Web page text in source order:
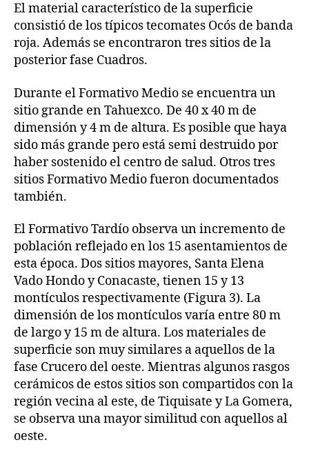
El material característico de la superficie
consistió de los típicos tecomates Ocós de banda
roja. Además se encontraron tres sitios de la
posterior fase Cuadros.
Durante el Formativo Medio se encuentra un
sitio grande en Tahuexco. De 40 x 40 m de
dimensión y 4 m de altura. Es posible que haya
sido más grande pero está semi destruido por
haber sostenido el centro de salud. Otros tres
sitios Formativo Medio fueron documentados
también.
El Formativo Tardío observa un incremento de
población reflejado en los 15 asentamientos de
esta época. Dos sitios mayores, Santa Elena
Vado Hondo y Conacaste, tienen 15 y 13
montículos respectivamente (Figura 3). La
dimensión de los montículos varía entre 80 m
de largo y 15 m de altura. Los materiales de
superficie son muy similares a aquellos de la
fase Crucero del oeste. Mientras algunos rasgos
cerámicos de estos sitios son compartidos con la
región vecina al este, de Tiquisate y La Gomera,
se observa una mayor similitud con aquellos al
oeste.